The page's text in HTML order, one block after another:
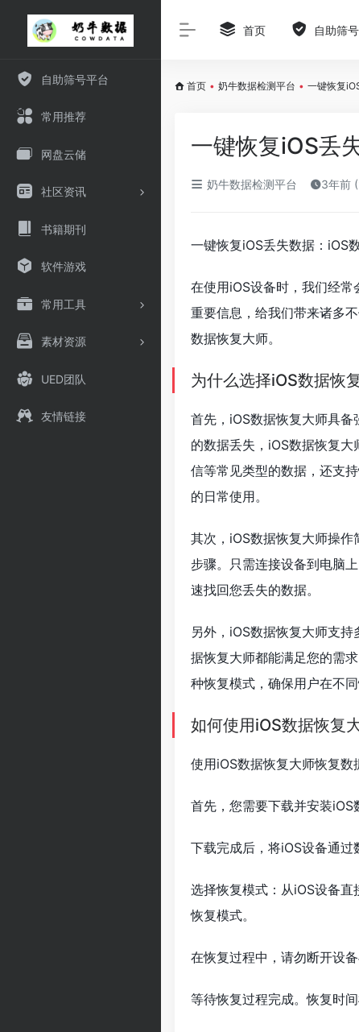
自助筛号平台
常用推荐
网盘云储
社区资讯
书籍期刊
软件游戏
常用工具
素材资源
UED团队
友情链接
首页 自助筛
首页 • 奶牛数据检测平台 • 一键恢复
一键恢复iOS丢
奶牛数据检测平台 3年前
一键恢复iOS丢失数据：iOS
在使用iOS设备时，我们经
重要信息，给我们带来诸多
数据恢复大师。
为什么选择iOS数据恢
首先，iOS数据恢复大师具
的数据丢失，iOS数据恢复
信等常见类型的数据，还支
的日常使用。
其次，iOS数据恢复大师操
步骤。只需连接设备到电脑
速找回您丢失的数据。
另外，iOS数据恢复大师支
据恢复大师都能满足您的需
种恢复模式，确保用户在不
如何使用iOS数据恢复
使用iOS数据恢复大师恢复数
首先，您需要下载并安装iOS
下载完成后，将iOS设备通过
选择恢复模式：从iOS设备
恢复模式。
在恢复过程中，请勿断开设
等待恢复过程完成。恢复时